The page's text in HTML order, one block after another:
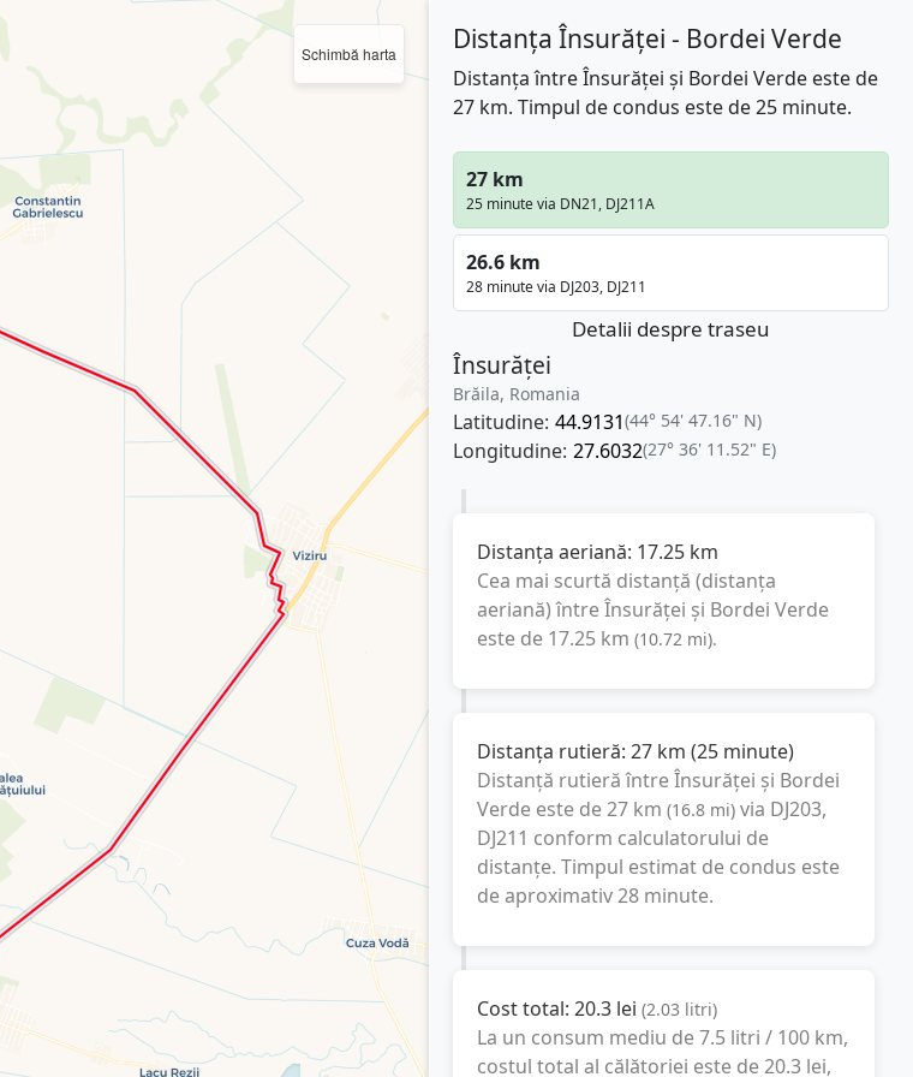
Schimbă harta Distanța Însurăței - Bordei Verde
Distanța între Însurăței și Bordei Verde este de
27 km. Timpul de condus este de 25 minute.
27 km
25 minute via DN21, DJ211A
26.6 km
28 minute via DJ203, DJ211
Detalii despre traseu
Însurăței
Brăila, Romania
Latitudine: 44.9131(44° 54' 47.16" N)
Longitudine: 27.6032(27° 36' 11.52" E)
Distanța aeriană: 17.25 km
Cea mai scurtă distanță (distanța
aeriană) întreÎnsurăței și Bordei Verde
este de 17.25 km (10.72 mi).
Distanța rutieră: 27 km (25 minute)
Distanță rutieră întreÎnsurăței și Bordei
Verdeeste de27 km (16.8 mi) via DJ203,
DJ211 conform calculatorului de
distanțe. Timpul estimat de condus este
de aproximativ28 minute.
Cost total: 20.3 lei (2.03 litri)
La un consum mediu de7.5 litri / 100 km,
costul total al călătoriei este de20.3 lei,